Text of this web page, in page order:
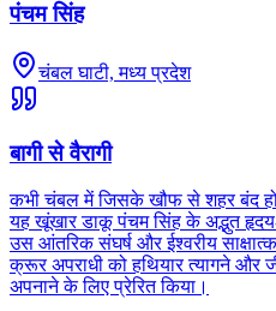
पंचम सिंह
चंबल घाटी, मध्य प्रदेश
बागी से वैरागी
कभी चंबल में जिसके खौफ से शहर बंद
यह खूंखार डाकू पंचम सिंह के अद्भुत
उस आंतरिक संघर्ष और ईश्वरीय
क्रूर अपराधी को हथियार त्यागने और
अपनाने के लिए प्रेरित किया।